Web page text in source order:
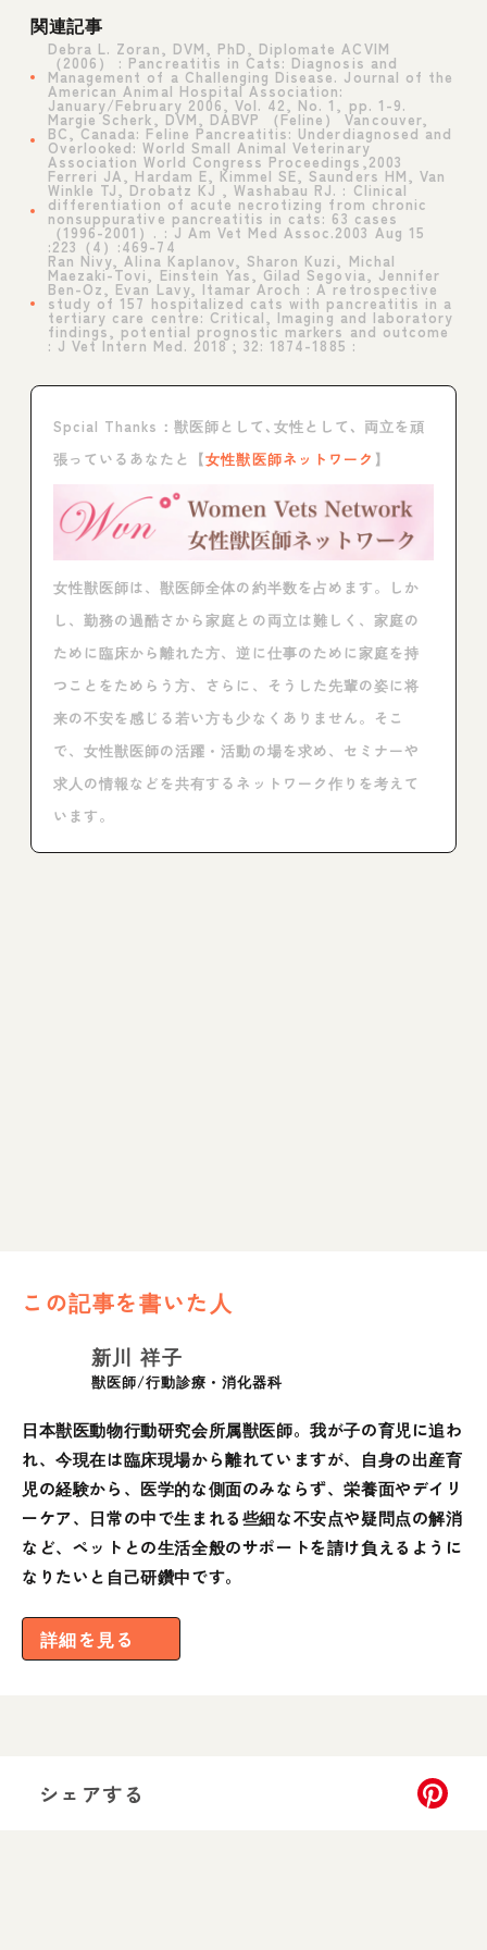
関連記事
Debra L. Zoran, DVM, PhD, Diplomate ACVIM
（2006） : Pancreatitis in Cats: Diagnosis and
Management of a Challenging Disease. Journal of the
American Animal Hospital Association:
January/February 2006, Vol. 42, No. 1, pp. 1-9.
Margie Scherk, DVM, DABVP （Feline） Vancouver,
BC, Canada: Feline Pancreatitis: Underdiagnosed and
Overlooked: World Small Animal Veterinary
Association World Congress Proceedings,2003
Ferreri JA, Hardam E, Kimmel SE, Saunders HM, Van
Winkle TJ, Drobatz KJ , Washabau RJ. : Clinical
differentiation of acute necrotizing from chronic
nonsuppurative pancreatitis in cats: 63 cases
（1996-2001）. : J Am Vet Med Assoc.2003 Aug 15
:223（4）:469-74
Ran Nivy, Alina Kaplanov, Sharon Kuzi, Michal
Maezaki-Tovi, Einstein Yas, Gilad Segovia, Jennifer
Ben-Oz, Evan Lavy, Itamar Aroch : A retrospective
study of 157 hospitalized cats with pancreatitis in a
tertiary care centre: Critical, Imaging and laboratory
findings, potential prognostic markers and outcome
: J Vet Intern Med. 2018 ; 32: 1874-1885 :
Spcial Thanks：獣医師として､女性として､ 両立を頑
張っているあなたと【女性獣医師ネットワーク 】
女性獣医師は、獣医師全体の約半数を占めます。しか
し、勤務の過酷さから家庭との両立は難しく、家庭の
ために臨床から離れた方、逆に仕事のために家庭を持
つことをためらう方、さらに、そうした先輩の姿に将
来の不安を感じる若い方も少なくありません。そこ
で、女性獣医師の活躍・活動の場を求め、セミナーや
求人の情報などを共有するネットワーク作りを考えて
います。
この記事を書いた人
新川 祥子
獣医師/行動診療・消化器科
日本獣医動物行動研究会所属獣医師。我が子の育児に追わ
れ、今現在は臨床現場から離れていますが、自身の出産育
児の経験から、医学的な側面のみならず、栄養面やデイリ
ーケア、日常の中で生まれる些細な不安点や疑問点の解消
など、ペットとの生活全般のサポートを請け負えるように
なりたいと自己研鑽中です。
詳細を見る
シェアする